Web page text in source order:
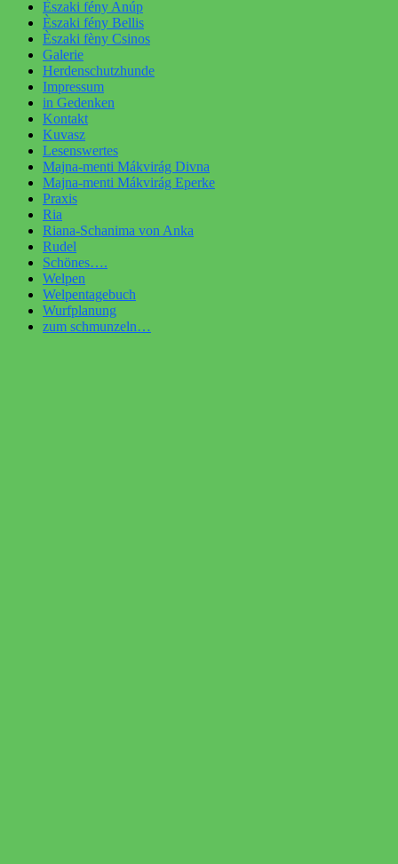
Èszaki fény Anúp
Èszaki fény Bellis
Èszaki fèny Csinos
Galerie
Herdenschutzhunde
Impressum
in Gedenken
Kontakt
Kuvasz
Lesenswertes
Majna-menti Mákvirág Divna
Majna-menti Mákvirág Eperke
Praxis
Ria
Riana-Schanima von Anka
Rudel
Schönes….
Welpen
Welpentagebuch
Wurfplanung
zum schmunzeln…